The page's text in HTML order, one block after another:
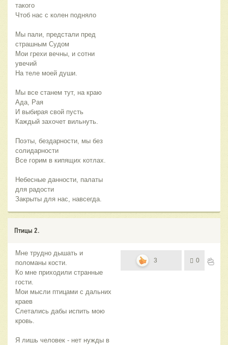
такого
Чтоб нас с колен подняло
Мы пали, предстали пред
страшным Судом
Мои грехи вечны, и сотни
увечий
На теле моей души.
Мы все станем тут, на краю
Ада, Рая
И выбирая свой пусть
Каждый захочет вильнуть.
Поэты, бездарности, мы без
солидарности
Все горим в кипящих котлах.
Небесные данности, палаты
для радости
Закрыты для нас, навсегда.
Птицы 2.
Мне трудно дышать и
поломаны кости.
Ко мне приходили странные
гости.
Мои мысли птицами с дальних
краев
Слетались дабы испить мою
кровь.
Я лишь человек - нет нужды в
3 0